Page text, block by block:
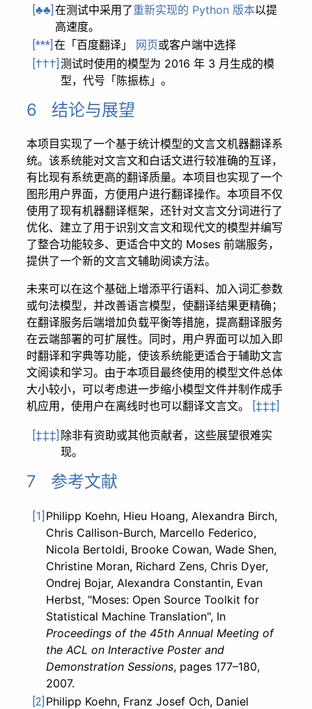
[♣♣] 在测试中采用了重新实现的 Python 版本以提
高速度。
[***] 在「百度翻译」 网页或客户端中选择
[†††] 测试时使用的模型为 2016 年 3 月生成的模
型，代号「陈振栋」。
6 结论与展望
本项目实现了一个基于统计模型的文言文机器翻译系
统。该系统能对文言文和白话文进行较准确的互译，
有比现有系统更高的翻译质量。本项目也实现了一个
图形用户界面，方便用户进行翻译操作。本项目不仅
使用了现有机器翻译框架，还针对文言文分词进行了
优化、建立了用于识别文言文和现代文的模型并编写
了整合功能较多、更适合中文的 Moses 前端服务，
提供了一个新的文言文辅助阅读方法。
未来可以在这个基础上增添平行语料、加入词汇参数
或句法模型，并改善语言模型，使翻译结果更精确；
在翻译服务后端增加负载平衡等措施，提高翻译服务
在云端部署的可扩展性。同时，用户界面可以加入即
时翻译和字典等功能，使该系统能更适合于辅助文言
文阅读和学习。由于本项目最终使用的模型文件总体
大小较小，可以考虑进一步缩小模型文件并制作成手
机应用，使用户在离线时也可以翻译文言文。
[‡‡‡]
[‡‡‡] 除非有资助或其他贡献者，这些展望很难实
现。
7 参考文献
[1] Philipp Koehn, Hieu Hoang, Alexandra Birch,
Chris Callison-Burch, Marcello Federico,
Nicola Bertoldi, Brooke Cowan, Wade Shen,
Christine Moran, Richard Zens, Chris Dyer,
Ondrej Bojar, Alexandra Constantin, Evan
Herbst, "Moses: Open Source Toolkit for
Statistical Machine Translation", In
Proceedings of the 45th Annual Meeting of
the ACL on Interactive Poster and
Demonstration Sessions, pages 177–180,
2007.
[2] Philipp Koehn, Franz Josef Och, Daniel